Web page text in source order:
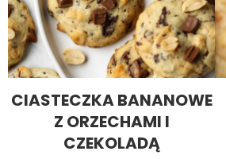
CIASTECZKA BANANOWE
Z ORZECHAMI I
CZEKOLADĄ